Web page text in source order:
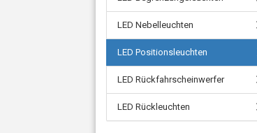
LED Nebelleuchten
LED Positionsleuchten
LED Rückfahrscheinwerfer
LED Rückleuchten